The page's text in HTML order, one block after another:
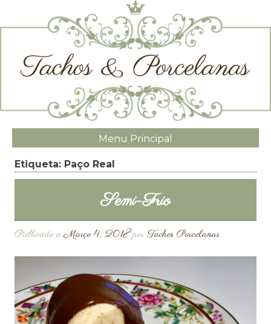
Menu Principal
Etiqueta: Paço Real
Semi-Frio
Publicado aMarço 4, 2018por Tachos Porcelanas